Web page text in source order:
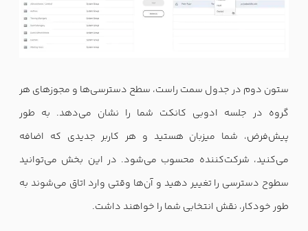
ستون دوم در جدول سمت راست، سطح دسترسی‌ها و مجوزهای هر
گروه در جلسه ادوبی کانکت شما را نشان می‌دهد. به طور
پیش‌فرض، شما میزبان هستید و هر کاربر جدیدی که اضافه
می‌‌کنید، شرکت‌کننده محسوب می‌شود. در این بخش می‌توانید
سطوح دسترسی را تغییر دهید و آن‌ها وقتی وارد اتاق می‌شوند به
طور خودکار، نقش انتخابی شما را خواهند داشت.